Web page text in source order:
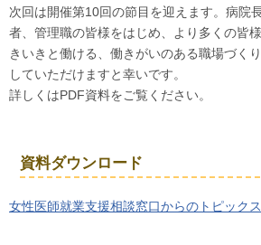
次回は開催第10回の節目を迎えます。病院
者、管理職の皆様をはじめ、より多くの皆
きいきと働ける、働きがいのある職場づく
していただけますと幸いです。
詳しくはPDF資料をご覧ください。
資料ダウンロード
女性医師就業支援相談窓口からのトピックス